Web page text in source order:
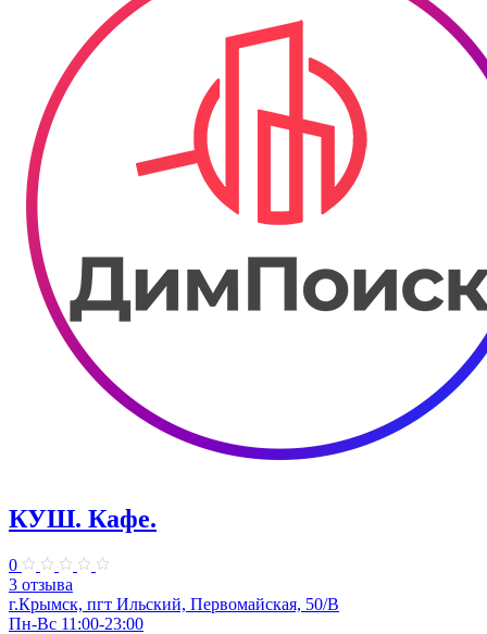
КУШ. Кафе.
0
3 отзыва
г.Крымск, пгт Ильский, Первомайская, 50/В
Пн-Вс 11:00-23:00